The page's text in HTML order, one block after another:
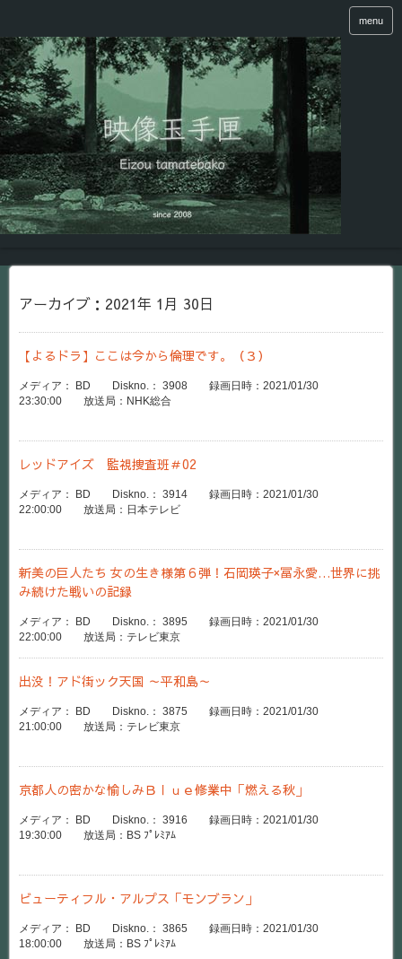
menu
アーカイブ：2021年 1月 30日
【よるドラ】ここは今から倫理です。（３）
メディア： BD Diskno.： 3908 録画日時：2021/01/30
23:30:00 放送局：NHK総合
レッドアイズ 監視捜査班＃02
メディア： BD Diskno.： 3914 録画日時：2021/01/30
22:00:00 放送局：日本テレビ
新美の巨人たち 女の生き様第６弾！石岡瑛子×冨永愛…世界に挑
み続けた戦いの記録
メディア： BD Diskno.： 3895 録画日時：2021/01/30
22:00:00 放送局：テレビ東京
出没！アド街ック天国 ～平和島～
メディア： BD Diskno.： 3875 録画日時：2021/01/30
21:00:00 放送局：テレビ東京
京都人の密かな愉しみＢｌｕｅ修業中「燃える秋」
メディア： BD Diskno.： 3916 録画日時：2021/01/30
19:30:00 放送局：BS ﾌﾟﾚﾐｱﾑ
ビューティフル・アルプス「モンブラン」
メディア： BD Diskno.： 3865 録画日時：2021/01/30
18:00:00 放送局：BS ﾌﾟﾚﾐｱﾑ